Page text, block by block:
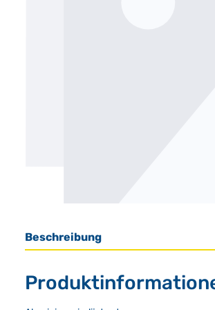
Beschreibung